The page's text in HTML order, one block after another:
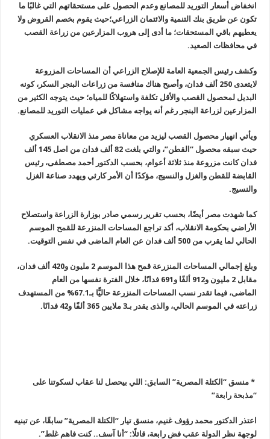
انخفاض أسعار التوريد للمصانع وعدم الحصول على مستحقاتهم التي غالبًا ما
تكون عن طريق بنك التنمية والائتمان الزراعي؛حيث يقوم بخصم القروض ولا
يعطيهم باقي المستحقات؛ ما أدى إلى هروب المزارعين من زراعة القصب
في محافظات الصعيد.
وكشف رئيس الجمعية العامة للإصلاح الزراعي أن المساحات المزروعة
لايتعدى 250 ألف فدان، وأصبح هناك منافسة من زراعات البنجر السكر، كونه
البديل لمحصول القصب والأقل تكلفة واستهلاكًا للمياه؛ حيث يتوجه الكثير من
المزارعين لزراعة البنجر رغم أنه يواجه مشاكل في عمليات التوريد للمصانع.
ويأتي انهيار محصول القصب ليزيد من معاناة مصر منذ الانقلاب العسكري
حيث سبقه محصول “القطن”، والتي بلغت 82 ألف فدان من اصل 145 ألف
فدان كانت مزروعة منذ ثلاثة أعوام، بحسب الدكتور أحمد مصطفى، رئيس
القابضة للقطن والغزل والنسيج، مؤكدًا أن الأمر كارثي ويهدد صناعة الغزل
والنسيج.
كما شهدت مصر أيضًا، بحسب تقرير رسمي صادر بوزارة الزراعة واستصلاح
الأراضي بحكومة الانقلاب، أكد تراجع المساحات المنزرعة للقمح الموسم
الحالي لما يقرب من 500 ألف فدان عن العام الماضى في نفس التوقيت.
وبلغ إجمالي المساحات المنزرعة قمح هذا الموسم 2 مليون و420 ألف فدان،
مقابل 2 مليون و912 ألفًا و691 فدانًا، خلال الفترة نفسها من العام
الماضى، فيما تقدر نسب المساحات المنزرعة حاليًّا بـ67.1% من المستهدف
زراعته في الموسم الحالي، والذى يقدر بـ3 ملايين 365 ألفًا و42 فدانًا.
* منسق “الكتلة المصرية” السابق: اللي بيحصل لنا عقاب لسكوتنا على
“مذبحة رابعة”
اعتذر الدكتور محمد رؤوف غنيم، منسق تيار “الكتلة المصرية” سابقًا، عن تبنيه
لوجهة نظر الدولة عقب فض رابعة، قائلًا: “أنا آسف.. كنت فاهم غلط”.